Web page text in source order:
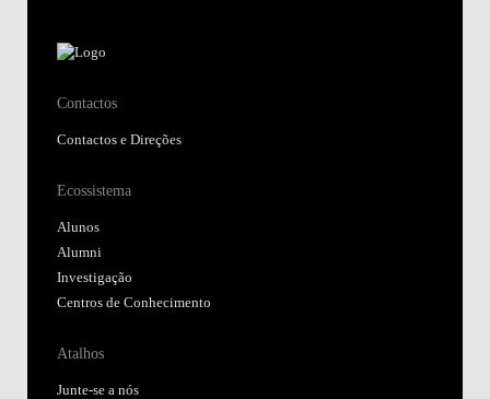
Contactos
Contactos e Direções
Ecossistema
Alunos
Alumni
Investigação
Centros de Conhecimento
Atalhos
Junte-se a nós